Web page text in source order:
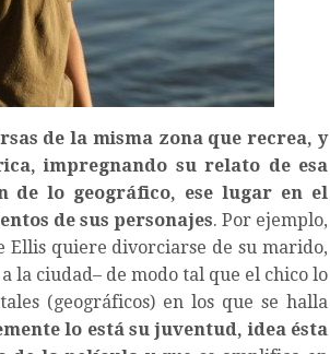
de la misma zona que recrea, y
impregnando su relato de esa
de lo geográfico, ese lugar en el
de sus personajes. Por ejemplo,
Ellis quiere divorciarse de su marido,
la ciudad– de modo tal que el chico lo
(geográficos) en los que se halla
lo está su juventud, idea ésta